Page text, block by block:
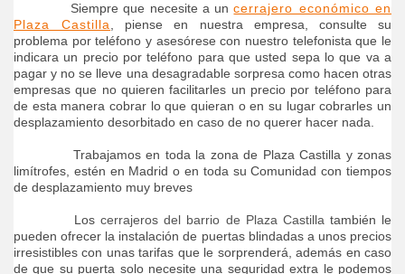
Siempre que necesite a un cerrajero económico en
Plaza Castilla, piense en nuestra empresa, consulte su
problema por teléfono y asesórese con nuestro telefonista que le
indicara un precio por teléfono para que usted sepa lo que va a
pagar y no se lleve una desagradable sorpresa como hacen otras
empresas que no quieren facilitarles un precio por teléfono para
de esta manera cobrar lo que quieran o en su lugar cobrarles un
desplazamiento desorbitado en caso de no querer hacer nada.
Trabajamos en toda la zona de Plaza Castilla y zonas
limítrofes, estén en Madrid o en toda su Comunidad con tiempos
de desplazamiento muy breves
Los cerrajeros del barrio de Plaza Castilla también le
pueden ofrecer la instalación de puertas blindadas a unos precios
irresistibles con unas tarifas que le sorprenderá, además en caso
de que su puerta solo necesite una seguridad extra le podemos